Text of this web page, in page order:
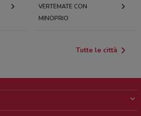
VERTEMATE CON
MINOPRIO
Tutte le città